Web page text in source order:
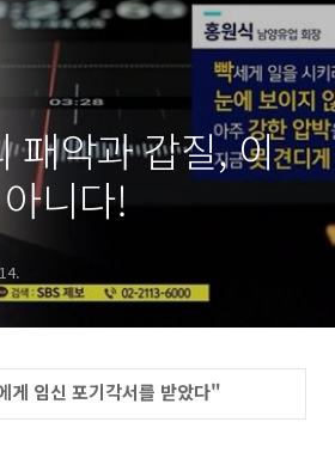
패악과 갑질, 이
니다!
게 임신 포기각서를 받았다"